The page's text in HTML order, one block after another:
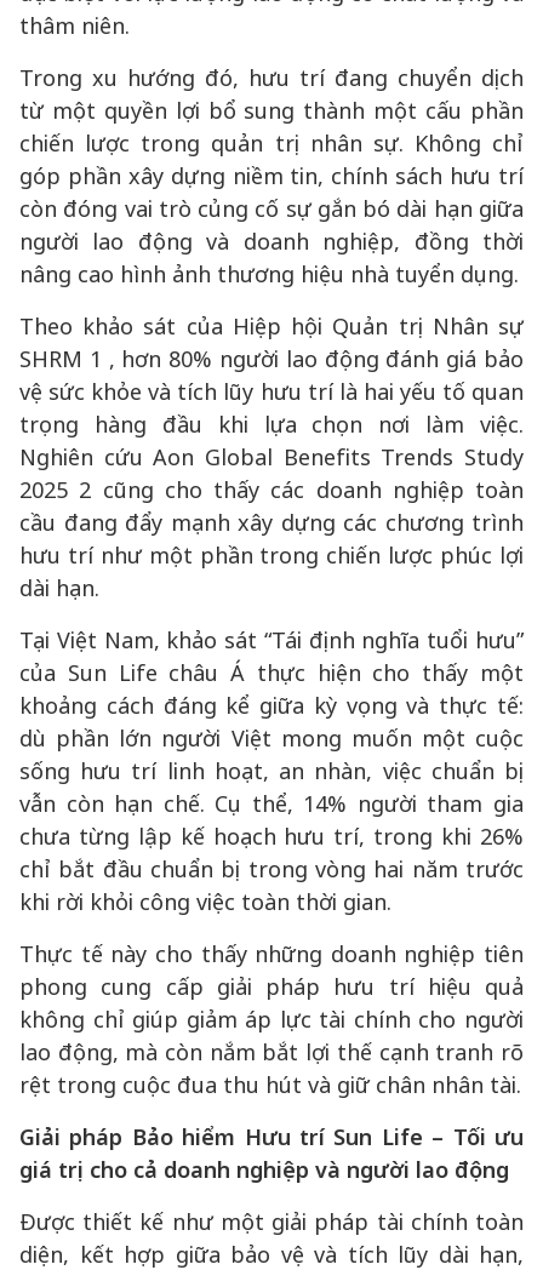
thâm niên.
Trong xu hướng đó, hưu trí đang chuyển dịch
từ một quyền lợi bổ sung thành một cấu phần
chiến lược trong quản trị nhân sự. Không chỉ
góp phần xây dựng niềm tin, chính sách hưu trí
còn đóng vai trò củng cố sự gắn bó dài hạn giữa
người lao động và doanh nghiệp, đồng thời
nâng cao hình ảnh thương hiệu nhà tuyển dụng.
Theo khảo sát của Hiệp hội Quản trị Nhân sự
SHRM 1 , hơn 80% người lao động đánh giá bảo
vệ sức khỏe và tích lũy hưu trí là hai yếu tố quan
trọng hàng đầu khi lựa chọn nơi làm việc.
Nghiên cứu Aon Global Benefits Trends Study
2025 2 cũng cho thấy các doanh nghiệp toàn
cầu đang đẩy mạnh xây dựng các chương trình
hưu trí như một phần trong chiến lược phúc lợi
dài hạn.
Tại Việt Nam, khảo sát “Tái định nghĩa tuổi hưu”
của Sun Life châu Á thực hiện cho thấy một
khoảng cách đáng kể giữa kỳ vọng và thực tế:
dù phần lớn người Việt mong muốn một cuộc
sống hưu trí linh hoạt, an nhàn, việc chuẩn bị
vẫn còn hạn chế. Cụ thể, 14% người tham gia
chưa từng lập kế hoạch hưu trí, trong khi 26%
chỉ bắt đầu chuẩn bị trong vòng hai năm trước
khi rời khỏi công việc toàn thời gian.
Thực tế này cho thấy những doanh nghiệp tiên
phong cung cấp giải pháp hưu trí hiệu quả
không chỉ giúp giảm áp lực tài chính cho người
lao động, mà còn nắm bắt lợi thế cạnh tranh rõ
rệt trong cuộc đua thu hút và giữ chân nhân tài.
Giải pháp Bảo hiểm Hưu trí Sun Life – Tối ưu
giá trị cho cả doanh nghiệp và người lao động
Được thiết kế như một giải pháp tài chính toàn
diện, kết hợp giữa bảo vệ và tích lũy dài hạn,